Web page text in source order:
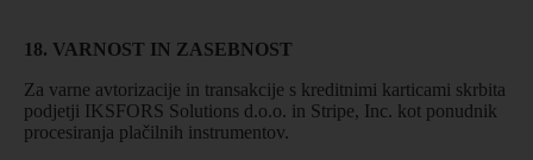
18. VARNOST IN ZASEBNOST
Za varne avtorizacije in transakcije s kreditnimi karticami skrbita
podjetji IKSFORS Solutions d.o.o. in Stripe, Inc. kot ponudnik
procesiranja plačilnih instrumentov.